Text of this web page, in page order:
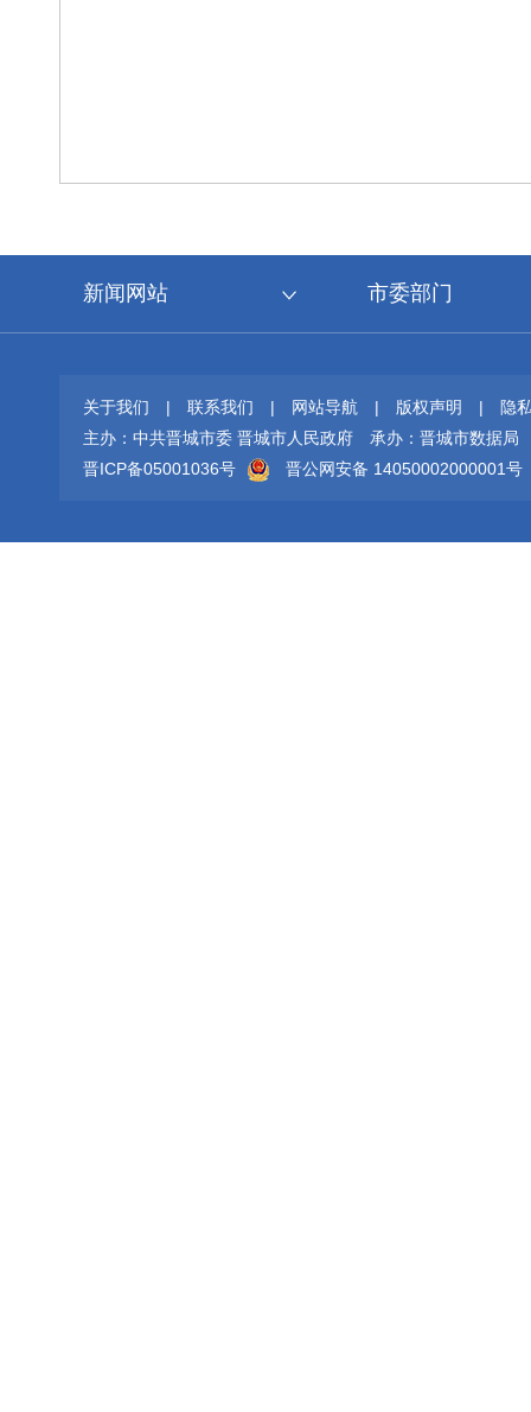
新闻网站 市委部门
关于我们 | 联系我们 | 网站导航 | 版权声明 |
隐
主办：中共晋城市委 晋城市人民政府
承办：晋城市数据局
晋ICP备05001036号
晋公网安备 14050002000001号